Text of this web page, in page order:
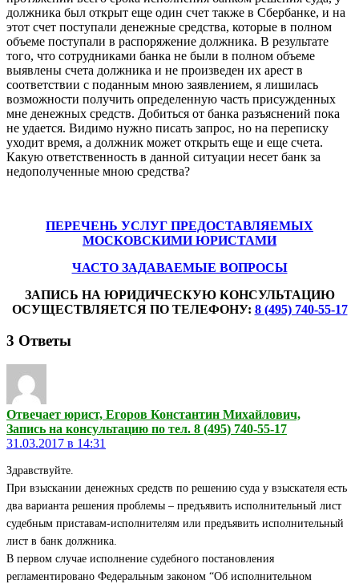
должника был открыт еще один счет также в Сбербанке, и на
этот счет поступали денежные средства, которые в полном
объеме поступали в распоряжение должника. В результате
того, что сотрудниками банка не были в полном объеме
выявлены счета должника и не произведен их арест в
соответствии с поданным мною заявлением, я лишилась
возможности получить определенную часть присужденных
мне денежных средств. Добиться от банка разъяснений пока
не удается. Видимо нужно писать запрос, но на переписку
уходит время, а должник может открыть еще и еще счета.
Какую ответственность в данной ситуации несет банк за
недополученные мною средства?
ПЕРЕЧЕНЬ УСЛУГ ПРЕДОСТАВЛЯЕМЫХ
МОСКОВСКИМИ ЮРИСТАМИ
ЧАСТО ЗАДАВАЕМЫЕ ВОПРОСЫ
ЗАПИСЬ НА ЮРИДИЧЕСКУЮ КОНСУЛЬТАЦИЮ
ОСУЩЕСТВЛЯЕТСЯ ПО ТЕЛЕФОНУ: 8 (495) 740-55-17
3 Ответы
Отвечает юрист, Егоров Константин Михайлович,
Запись на консультацию по тел. 8 (495) 740-55-17
31.03.2017 в 14:31
Здравствуйте.
При взыскании денежных средств по решению суда у взыскателя есть
два варианта решения проблемы – предъявить исполнительный лист
судебным приставам-исполнителям или предъявить исполнительный
лист в банк должника.
В первом случае исполнение судебного постановления
регламентировано Федеральным законом “Об исполнительном